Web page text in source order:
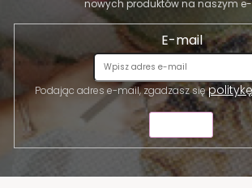
nowych produktów na naszym
E-mail
Podając adres e-mail, zgadzasz się